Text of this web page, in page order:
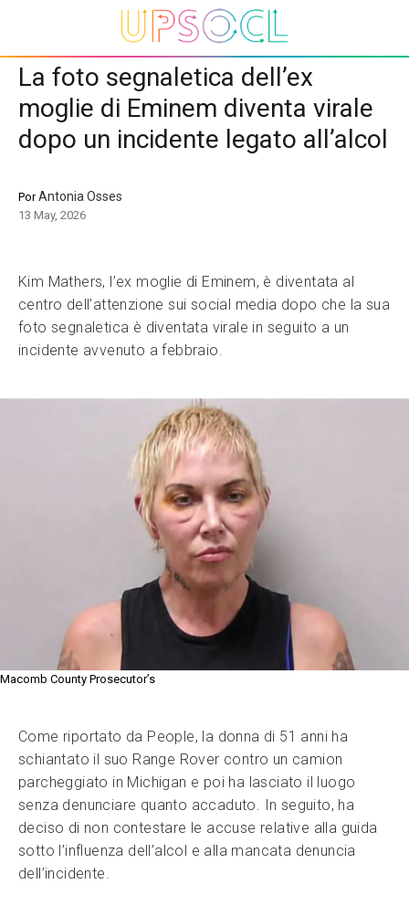
La foto segnaletica dell’ex
moglie di Eminem diventa virale
dopo un incidente legato all’alcol
PorAntonia Osses
13 May, 2026
Kim Mathers, l’ex moglie di Eminem, è diventata al
centro dell’attenzione sui social media dopo che la sua
foto segnaletica è diventata virale in seguito a un
incidente avvenuto a febbraio.
Macomb County Prosecutor’s
Come riportato da People, la donna di 51 anni ha
schiantato il suo Range Rover contro un camion
parcheggiato in Michigan e poi ha lasciato il luogo
senza denunciare quanto accaduto. In seguito, ha
deciso di non contestare le accuse relative alla guida
sotto l’influenza dell’alcol e alla mancata denuncia
dell’incidente.